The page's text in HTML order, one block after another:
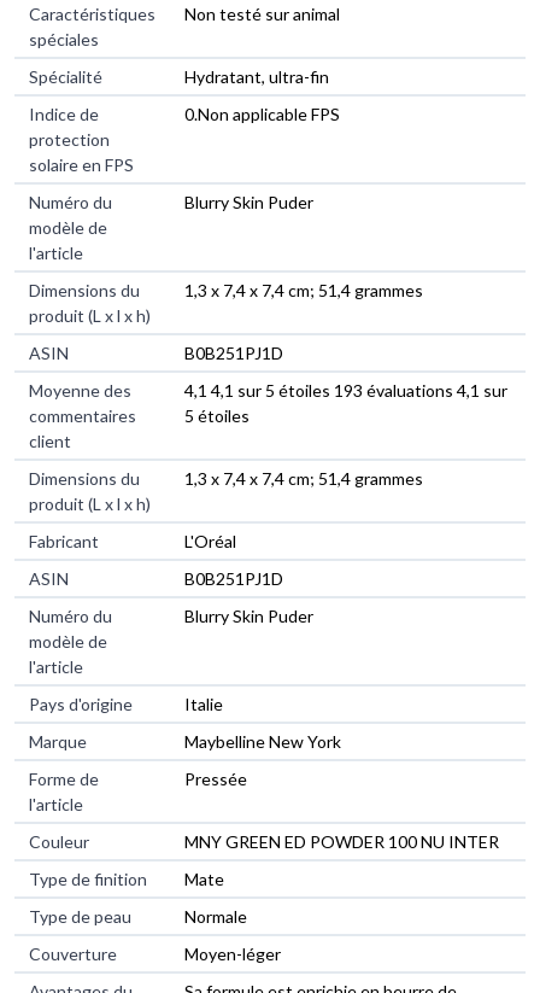
Caractéristiques
spéciales
‎Non testé sur animal
Spécialité
‎Hydratant, ultra-fin
Indice de
protection
solaire en FPS
‎0.Non applicable FPS
Numéro du
modèle de
l'article
‎Blurry Skin Puder
Dimensions du
produit (L x l x h)
‎1,3 x 7,4 x 7,4 cm; 51,4 grammes
ASIN
‎B0B251PJ1D
Moyenne des
commentaires
client
4,1 4,1 sur 5 étoiles 193 évaluations 4,1 sur
5 étoiles
Dimensions du
produit (L x l x h)
1,3 x 7,4 x 7,4 cm; 51,4 grammes
Fabricant
L'Oréal
ASIN
B0B251PJ1D
Numéro du
modèle de
l'article
Blurry Skin Puder
Pays d'origine
Italie
Marque
Maybelline New York
Forme de
l'article
Pressée
Couleur
MNY GREEN ED POWDER 100 NU INTER
Type de finition
Mate
Type de peau
Normale
Couverture
Moyen-léger